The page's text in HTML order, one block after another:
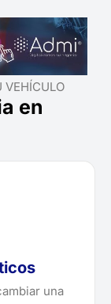
VEHÍCULO
en
una